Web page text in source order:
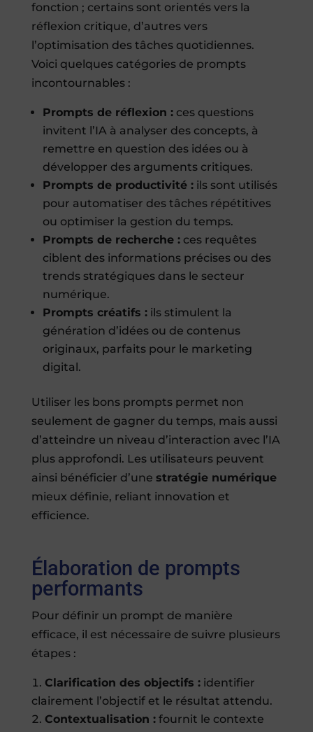
fonction ; certains sont orientés vers la
réflexion critique, d’autres vers
l’optimisation des tâches quotidiennes.
Voici quelques catégories de prompts
incontournables :
Prompts de réflexion :ces questions
invitent l’IA à analyser des concepts, à
remettre en question des idées ou à
développer des arguments critiques.
Prompts de productivité :ils sont utilisés
pour automatiser des tâches répétitives
ou optimiser la gestion du temps.
Prompts de recherche :ces requêtes
ciblent des informations précises ou des
trends stratégiques dans le secteur
numérique.
Prompts créatifs :ils stimulent la
génération d’idées ou de contenus
originaux, parfaits pour le marketing
digital.
Utiliser les bons prompts permet non
seulement de gagner du temps, mais aussi
d’atteindre un niveau d’interaction avec l’IA
plus approfondi. Les utilisateurs peuvent
ainsi bénéficier d’une stratégie numérique
mieux définie, reliant innovation et
efficience.
Élaboration de prompts
performants
Pour définir un prompt de manière
efficace, il est nécessaire de suivre plusieurs
étapes :
Clarification des objectifs :identifier
clairement l’objectif et le résultat attendu.
Contextualisation :fournit le contexte